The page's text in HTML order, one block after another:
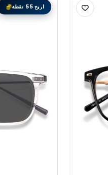
اربح 55 نقطة